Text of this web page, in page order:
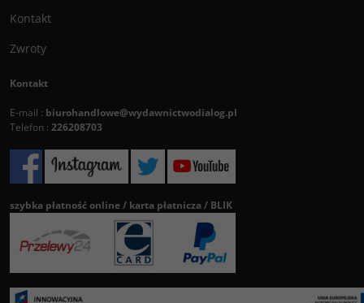
Kontakt
Zwroty
Kontakt
E-mail : biurohandlowe@wydawnictwodialog.pl
Telefon : 226208703
szybka płatność online / karta płatnicza / BLIK